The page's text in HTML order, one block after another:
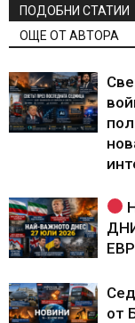
ПОДОБНИ СТАТИИ
ОЩЕ ОТ АВТОРА
от